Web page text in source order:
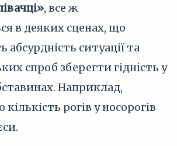
, все ж
в деяких сценах, що
ситуації та
спроб зберегти гідність у
Наприклад,
рогів у носорогів